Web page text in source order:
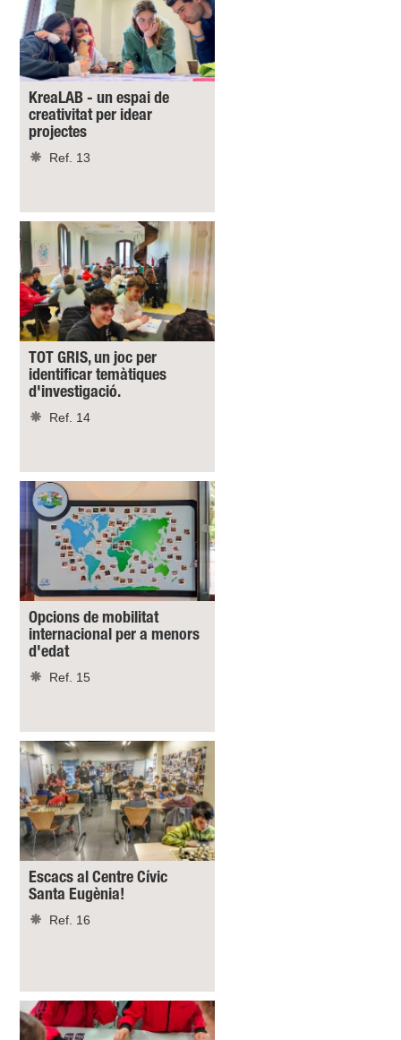
KreaLAB - un espai de
creativitat per idear
projectes
Ref. 13
TOT GRIS, un joc per
identificar temàtiques
d'investigació.
Ref. 14
Opcions de mobilitat
internacional per a menors
d'edat
Ref. 15
Escacs al Centre Cívic
Santa Eugènia!
Ref. 16